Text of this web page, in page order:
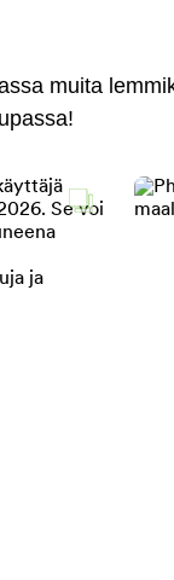
muita